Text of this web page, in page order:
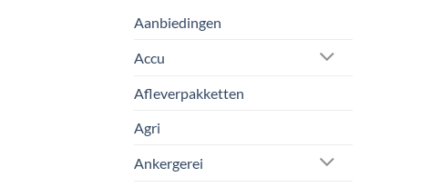
Aanbiedingen
Accu
Afleverpakketten
Agri
Ankergerei